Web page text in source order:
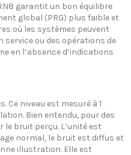
garantit un bon équilibre
global (PRG) plus faible et
où les systèmes peuvent
service ou des opérations de
en l’absence d’indications
Ce niveau est mesuré à 1
Bien entendu, pour des
bruit perçu. L’unité est
normal, le bruit est diffus et
illustration. Elle est